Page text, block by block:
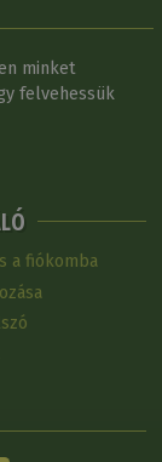
minket
felvehessük
a fiókomba